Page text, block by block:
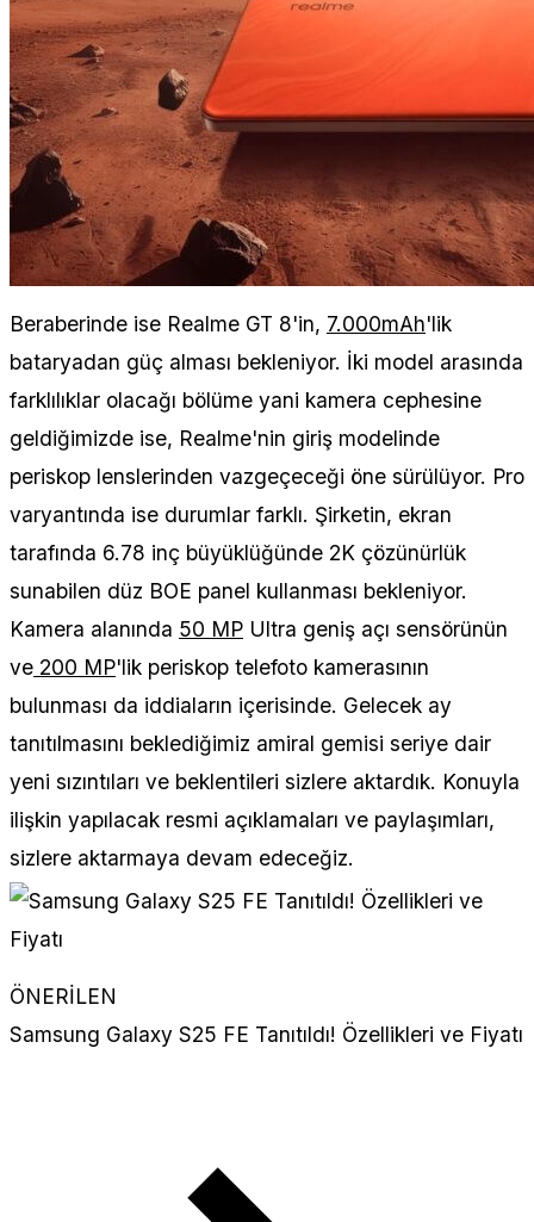
Beraberinde ise Realme GT 8'in, 7.000mAh'lik
bataryadan güç alması bekleniyor. İki model arasında
farklılıklar olacağı bölüme yani kamera cephesine
geldiğimizde ise, Realme'nin giriş modelinde
periskop lenslerinden vazgeçeceği öne sürülüyor. Pro
varyantında ise durumlar farklı. Şirketin, ekran
tarafında 6.78 inç büyüklüğünde 2K çözünürlük
sunabilen düz BOE panel kullanması bekleniyor.
Kamera alanında 50 MP Ultra geniş açı sensörünün
ve 200 MP'lik periskop telefoto kamerasının
bulunması da iddiaların içerisinde. Gelecek ay
tanıtılmasını beklediğimiz amiral gemisi seriye dair
yeni sızıntıları ve beklentileri sizlere aktardık. Konuyla
ilişkin yapılacak resmi açıklamaları ve paylaşımları,
sizlere aktarmaya devam edeceğiz.
ÖNERİLEN
Samsung Galaxy S25 FE Tanıtıldı! Özellikleri ve Fiyatı